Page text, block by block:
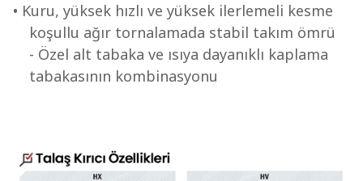
• Kuru, yüksek hızlı ve yüksek ilerlemeli kesme
koşullu ağır tornalamada stabil takım ömrü
- Özel alt tabaka ve ısıya dayanıklı kaplama
tabakasının kombinasyonu